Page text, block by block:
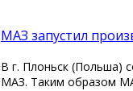
МАЗ запустил
В г. Плоньск (Польша)
МАЗ. Таким образом